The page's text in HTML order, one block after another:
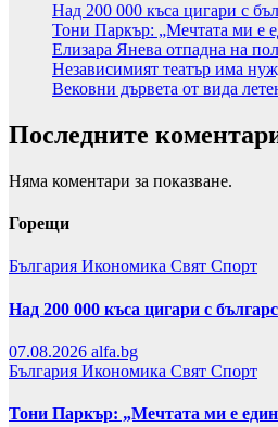
Над 200 000 къса цигари с
Тони Паркър: „Мечтата ми е
Елизара Янева отпадна на
Независимият театър има
Вековни дървета от вида
Последните
Няма коментари за показване.
Горещи
България Икономика Свят Спорт
Над 200 000 къса цигари с
07.08.2026 alfa.bg
България Икономика Свят Спорт
Тони Паркър: „Мечтата ми е